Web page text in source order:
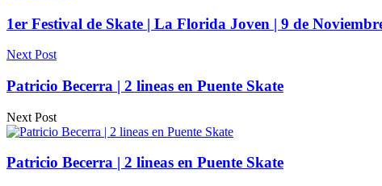
1er Festival de Skate | La Florida Joven | 9 de
Next Post
Patricio Becerra | 2 lineas en Puente Skate
Next Post
Patricio Becerra | 2 lineas en Puente Skate